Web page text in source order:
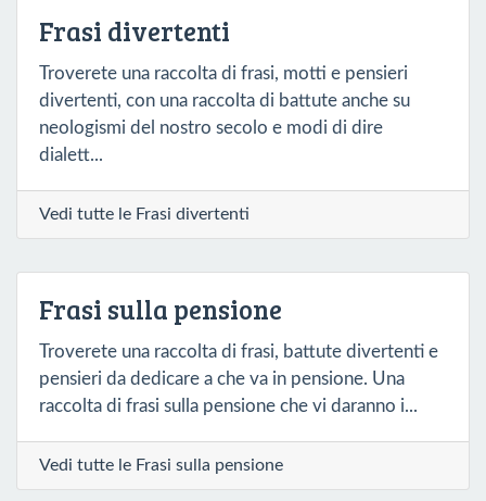
Frasi divertenti
Troverete una raccolta di frasi, motti e pensieri
divertenti, con una raccolta di battute anche su
neologismi del nostro secolo e modi di dire
dialett...
Vedi tutte le Frasi divertenti
Frasi sulla pensione
Troverete una raccolta di frasi, battute divertenti e
pensieri da dedicare a che va in pensione. Una
raccolta di frasi sulla pensione che vi daranno i...
Vedi tutte le Frasi sulla pensione